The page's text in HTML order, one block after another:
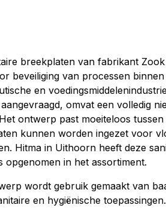
breekplaten van fabrikant
beveiliging van processen binnen
en
omvat een volledig
ontwerp past moeiteloos tussen
kunnen worden ingezet voor
Hitma in Uithoorn heeft deze
in het assortiment.
wordt gebruik gemaakt van
en hygiënische